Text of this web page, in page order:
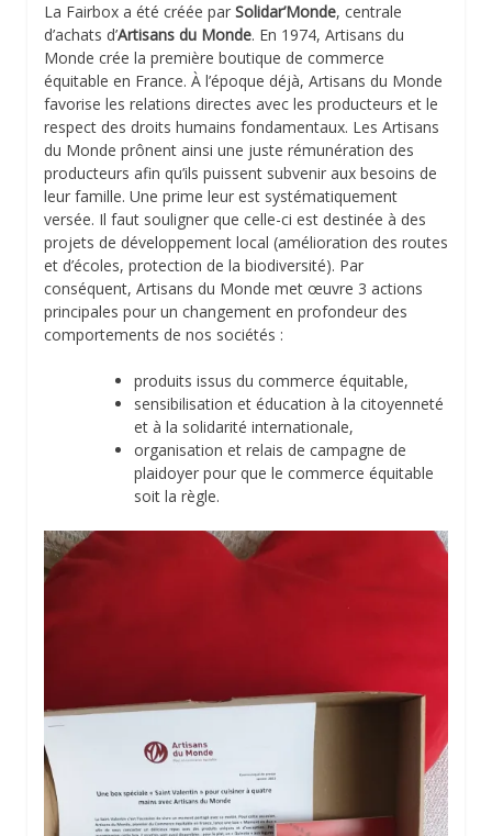
La Fairbox a été créée par Solidar’Monde, centrale
d’achats d’Artisans du Monde. En 1974, Artisans du
Monde crée la première boutique de commerce
équitable en France. À l’époque déjà, Artisans du Monde
favorise les relations directes avec les producteurs et le
respect des droits humains fondamentaux. Les Artisans
du Monde prônent ainsi une juste rémunération des
producteurs afin qu’ils puissent subvenir aux besoins de
leur famille. Une prime leur est systématiquement
versée. Il faut souligner que celle-ci est destinée à des
projets de développement local (amélioration des routes
et d’écoles, protection de la biodiversité). Par
conséquent, Artisans du Monde met œuvre 3 actions
principales pour un changement en profondeur des
comportements de nos sociétés :
produits issus du commerce équitable,
sensibilisation et éducation à la citoyenneté
et à la solidarité internationale,
organisation et relais de campagne de
plaidoyer pour que le commerce équitable
soit la règle.